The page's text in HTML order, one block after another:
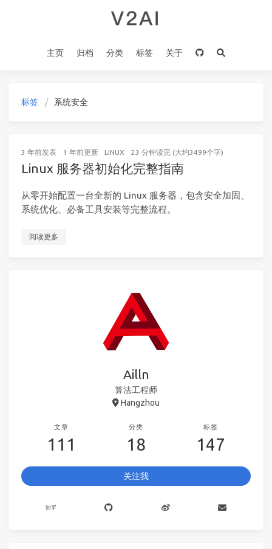
主页 归档 分类 标签 关于
标签 系统安全
3 年前发表 1 年前更新 LINUX 23 分钟读完 (大约3499个字)
Linux 服务器初始化完整指南
从零开始配置一台全新的 Linux 服务器，包含安全加固、
系统优化、必备工具安装等完整流程。
阅读更多
Ailln
算法工程师
Hangzhou
文章
111
分类
18
标签
147
关注我